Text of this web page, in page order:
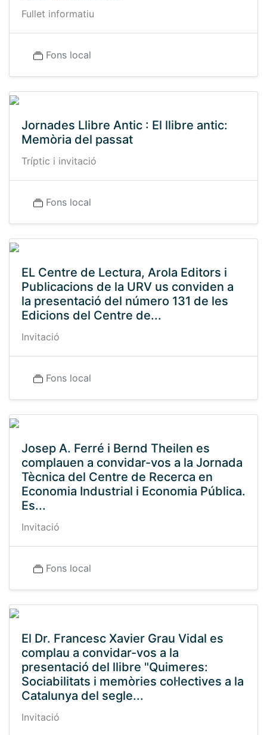
Fullet informatiu
Fons local
Jornades Llibre Antic : El llibre antic:
Memòria del passat
Tríptic i invitació
Fons local
EL Centre de Lectura, Arola Editors i
Publicacions de la URV us conviden a
la presentació del número 131 de les
Edicions del Centre de...
Invitació
Fons local
Josep A. Ferré i Bernd Theilen es
complauen a convidar-vos a la Jornada
Tècnica del Centre de Recerca en
Economia Industrial i Economia Pública.
Es...
Invitació
Fons local
El Dr. Francesc Xavier Grau Vidal es
complau a convidar-vos a la
presentació del llibre "Quimeres:
Sociabilitats i memòries col·lectives a la
Catalunya del segle...
Invitació